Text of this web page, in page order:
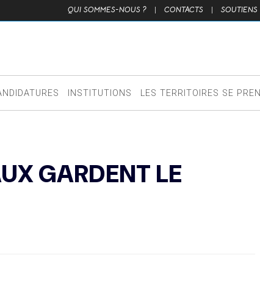
QUI SOMMES-NOUS ? | CONTACTS | SOUTIENS
INSTITUTIONS LES TERRITOIRES SE
GARDENT LE